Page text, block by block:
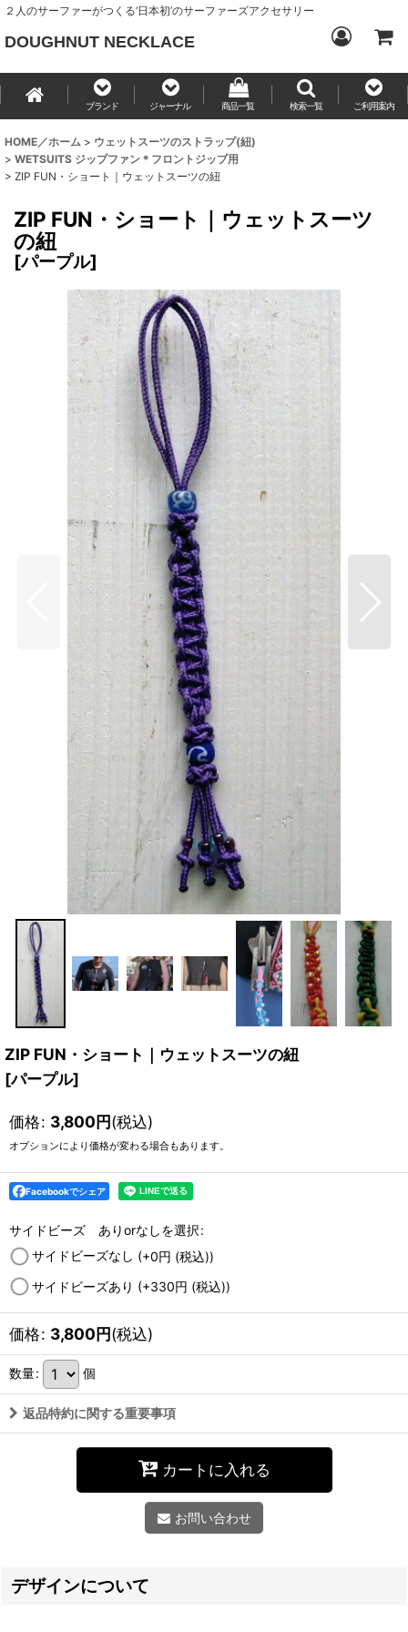
２人のサーファーがつくる‘日本初’のサーファーズアクセサリー
DOUGHNUT NECKLACE
ブランド ジャーナル 商品一覧 検索一覧 ご利用案内
HOME／ホーム > ウェットスーツのストラップ(紐)
> WETSUITS ジップファン＊フロントジップ用
> ZIP FUN・ショート｜ウェットスーツの紐
ZIP FUN・ショート｜ウェットスーツ
の紐
[パープル]
ZIP FUN・ショート｜ウェットスーツの紐
[パープル]
価格: 3,800円(税込)
オプションにより価格が変わる場合もあります。
Facebookでシェア
サイドビーズ ありorなしを選択:
サイドビーズなし (+0円 (税込))
サイドビーズあり (+330円 (税込))
価格: 3,800円(税込)
数量: 個
返品特約に関する重要事項
カートに入れる
お問い合わせ
デザインについて